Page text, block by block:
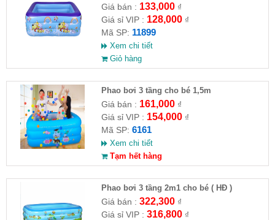
Giá bán : 133,000₫
Giá sỉ VIP : 128,000₫
Mã SP: 11899
Xem chi tiết
Giỏ hàng
Phao bơi 3 tầng cho bé 1,5m
Giá bán : 161,000₫
Giá sỉ VIP : 154,000₫
Mã SP: 6161
Xem chi tiết
Tạm hết hàng
Phao bơi 3 tầng 2m1 cho bé ( HĐ )
Giá bán : 322,300₫
Giá sỉ VIP : 316,800₫